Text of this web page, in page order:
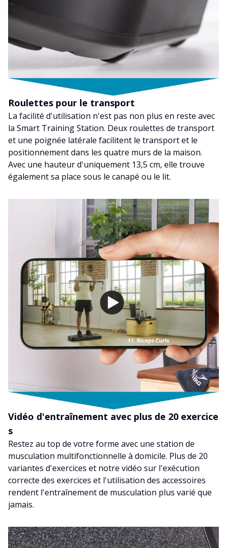
Roulettes pour le transport
La facilité d'utilisation n'est pas non plus en reste avec
la Smart Training Station. Deux roulettes de transport
et une poignée latérale facilitent le transport et le
positionnement dans les quatre murs de la maison.
Avec une hauteur d'uniquement 13,5 cm, elle trouve
également sa place sous le canapé ou le lit.
Vidéo d'entraînement avec plus de 20 exercice
s
Restez au top de votre forme avec une station de
musculation multifonctionnelle à domicile. Plus de 20
variantes d'exercices et notre vidéo sur l'exécution
correcte des exercices et l'utilisation des accessoires
rendent l'entraînement de musculation plus varié que
jamais.